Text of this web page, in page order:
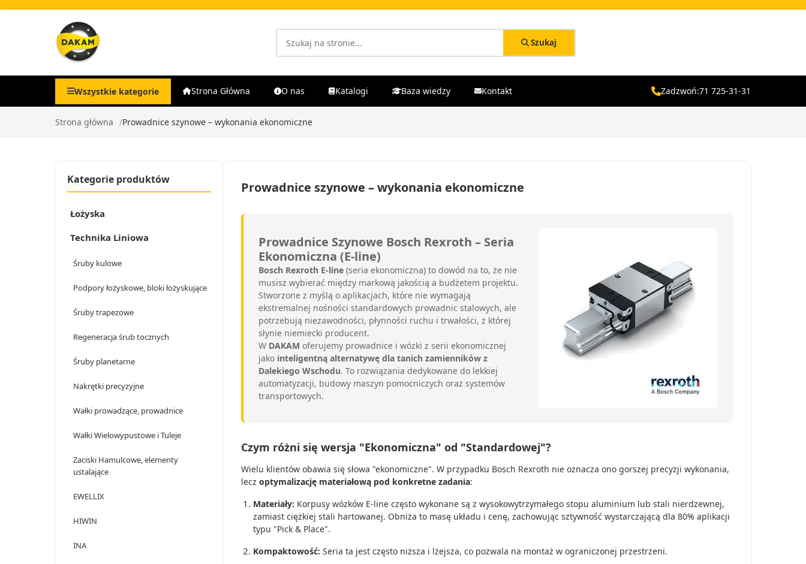
Szukaj
Wszystkie kategorie Strona Główna O nas Katalogi Baza wiedzy Kontakt Zadzwoń:71 725-31-31
Strona główna Prowadnice szynowe – wykonania ekonomiczne
Kategorie produktów
Łożyska
Technika Liniowa
Śruby kulowe
Podpory łożyskowe, bloki łożyskujące
Śruby trapezowe
Regeneracja śrub tocznych
Śruby planetarne
Nakrętki precyzyjne
Wałki prowadzące, prowadnice
Wałki Wielowypustowe i Tuleje
Zaciski Hamulcowe, elementy
ustalające
EWELLIX
HIWIN
INA
Prowadnice szynowe – wykonania ekonomiczne
Prowadnice Szynowe Bosch Rexroth – Seria
Ekonomiczna (E-line)
Bosch Rexroth E-line (seria ekonomiczna) to dowód na to, że nie
musisz wybierać między markową jakością a budżetem projektu.
Stworzone z myślą o aplikacjach, które nie wymagają
ekstremalnej nośności standardowych prowadnic stalowych, ale
potrzebują niezawodności, płynności ruchu i trwałości, z której
słynie niemiecki producent.
W DAKAM oferujemy prowadnice i wózki z serii ekonomicznej
jako inteligentną alternatywę dla tanich zamienników z
Dalekiego Wschodu. To rozwiązania dedykowane do lekkiej
automatyzacji, budowy maszyn pomocniczych oraz systemów
transportowych.
Czym różni się wersja "Ekonomiczna" od "Standardowej"?
Wielu klientów obawia się słowa "ekonomiczne". W przypadku Bosch Rexroth nie oznacza ono gorszej precyzji wykonania,
lecz optymalizację materiałową pod konkretne zadania:
Materiały: Korpusy wózków E-line często wykonane są z wysokowytrzymałego stopu aluminium lub stali nierdzewnej,
zamiast ciężkiej stali hartowanej. Obniża to masę układu i cenę, zachowując sztywność wystarczającą dla 80% aplikacji
typu "Pick & Place".
Kompaktowość: Seria ta jest często niższa i lżejsza, co pozwala na montaż w ograniczonej przestrzeni.